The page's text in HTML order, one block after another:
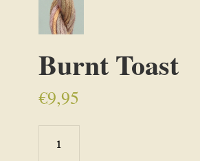
Burnt Toast
€9,95
Toast